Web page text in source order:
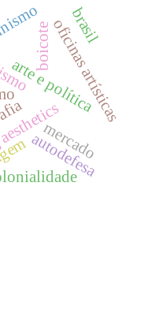
arte e política
boicoteoficinas artísticas
mercado
autodefesa
brasil